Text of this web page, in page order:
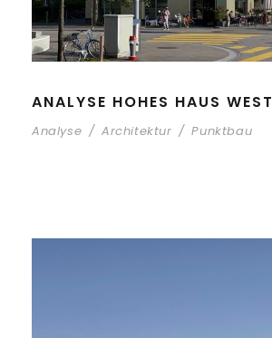
ANALYSE HOHES HAUS WEST
Analyse / Architektur / Punktbau